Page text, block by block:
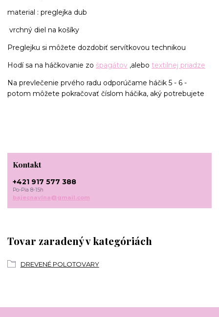
material : preglejka dub
vrchný diel na košíky
Preglejku si môžete dozdobiť servítkovou technikou
Hodí sa na háčkovanie zo špagátov ,alebo textilnej priadze
Na prevlečenie prvého radu odporúčame háčik 5 - 6 -
potom môžete pokračovať číslom háčika, aký potrebujete
Tovar zaradený v kategóriách
DREVENÉ POLOTOVARY
Kontakt
+421 917 577 388
Po-Pia 8-15h
bajecnavlna@gmail.com